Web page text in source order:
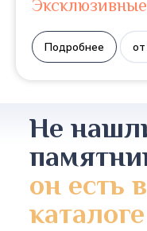
Подробнее от
Не
он есть
каталоге